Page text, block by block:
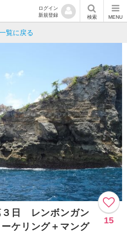
ログイン
新規登録
検索 MENU
覧に戻る
日 レンボンガン
ケリング＋マング
15